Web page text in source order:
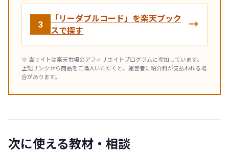
3
「リーダブルコード」を楽天ブック
スで探す
→
※ 当サイトは楽天市場のアフィリエイトプログラムに参加しています。
上記リンクから商品をご購入いただくと、運営者に紹介料が支払われる場
合があります。
次に使える教材・相談